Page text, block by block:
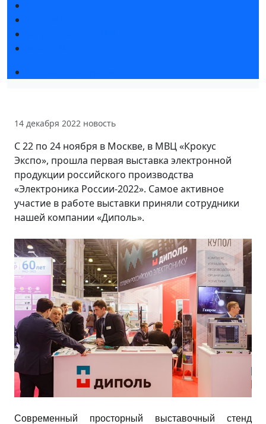
14 декабря 2022 новость
С 22 по 24 ноября в Москве, в МВЦ «Крокус
Экспо», прошла первая выставка электронной
продукции российского производства
«Электроника России-2022». Самое активное
участие в работе выставки приняли сотрудники
нашей компании «Диполь».
Современный просторный выставочный стенд